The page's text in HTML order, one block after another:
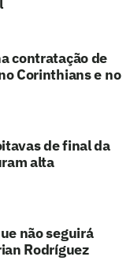
contratação de
Corinthians e no
de final da
alta
não seguirá
Rodríguez